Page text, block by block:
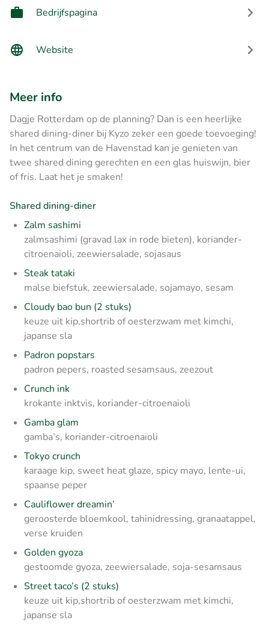
Bedrijfspagina
Website
Meer info
Dagje Rotterdam op de planning? Dan is een heerlijke
shared dining-diner bij Kyzo zeker een goede toevoeging!
In het centrum van de Havenstad kan je genieten van
twee shared dining gerechten en een glas huiswijn, bier
of fris. Laat het je smaken!
Shared dining-diner
Zalm sashimi
zalmsashimi (gravad lax in rode bieten), koriander-
citroenaioli, zeewiersalade, sojasaus
Steak tataki
malse biefstuk, zeewiersalade, sojamayo, sesam
Cloudy bao bun (2 stuks)
keuze uit kip,shortrib of oesterzwam met kimchi,
japanse sla
Padron popstars
padron pepers, roasted sesamsaus, zeezout
Crunch ink
krokante inktvis, koriander-citroenaioli
Gamba glam
gamba’s, koriander-citroenaioli
Tokyo crunch
karaage kip, sweet heat glaze, spicy mayo, lente-ui,
spaanse peper
Cauliflower dreamin’
geroosterde bloemkool, tahinidressing, granaatappel,
verse kruiden
Golden gyoza
gestoomde gyoza, zeewiersalade, soja-sesamsaus
Street taco’s (2 stuks)
keuze uit kip,shortrib of oesterzwam met kimchi,
japanse sla